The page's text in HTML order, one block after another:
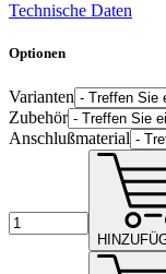
Technische Daten
Optionen
Varianten
Zubehör
Anschlußmaterial